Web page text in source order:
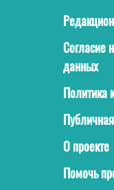
Согласие
данных
Политика
О проекте
Помочь